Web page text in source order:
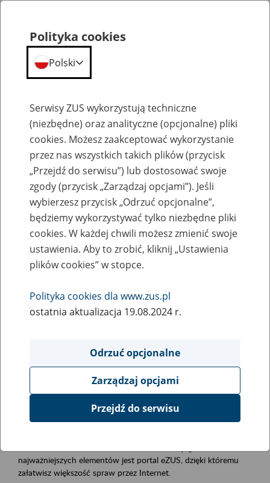
Szkolenia
Zaproś ZUS do siebie - zakładanie profili
eZUS w siedzibie Twojej firmy
Rodzaj wydarzenia
Szkolenia
Obszar merytoryczny
obsługa klientów
Opis wydarzenia
Platforma Usług Elektronicznych ZUS eZUS
najważniejszych elementów jest portal eZUS, dzięki któremu
załatwisz większość spraw przez Internet.
Polityka cookies
Polski
Serwisy ZUS wykorzystują techniczne
(niezbędne) oraz analityczne (opcjonalne) pliki
cookies. Możesz zaakceptować wykorzystanie
przez nas wszystkich takich plików (przycisk
„Przejdź do serwisu”) lub dostosować swoje
zgody (przycisk „Zarządzaj opcjami”). Jeśli
wybierzesz przycisk „Odrzuć opcjonalne”,
będziemy wykorzystywać tylko niezbędne pliki
cookies. W każdej chwili możesz zmienić swoje
ustawienia. Aby to zrobić, kliknij „Ustawienia
plików cookies” w stopce.
Polityka cookies dla www.zus.pl
ostatnia aktualizacja 19.08.2024 r.
Odrzuć opcjonalne
Zarządzaj opcjami
Przejdź do serwisu